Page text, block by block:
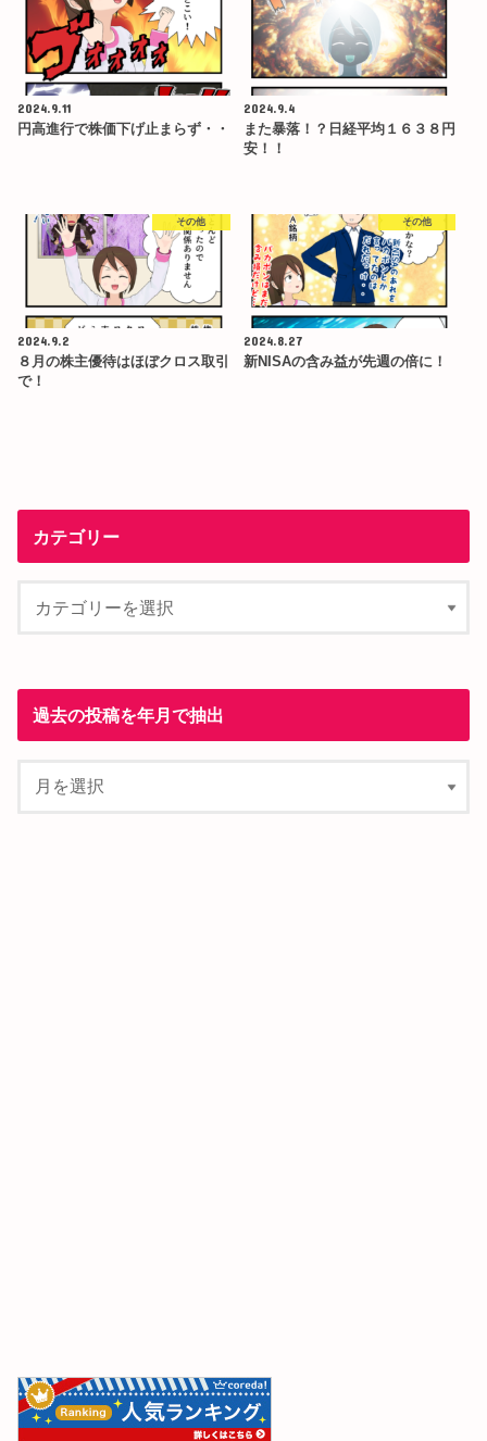
2024.9.11
円高進行で株価下げ止まらず・・
2024.9.4
また暴落！？日経平均１６３８円
安！！
その他
2024.9.2
８月の株主優待はほぼクロス取引
で！
その他
2024.8.27
新NISAの含み益が先週の倍に！
カテゴリー
過去の投稿を年月で抽出